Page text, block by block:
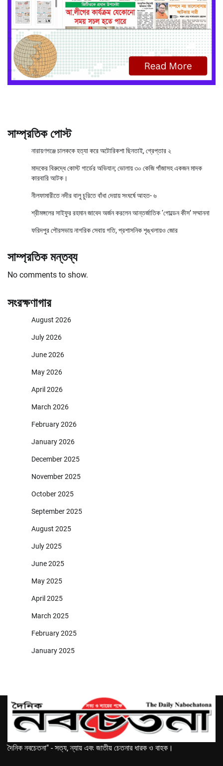
সাম্প্রতিক পোস্ট
নারায়ণগঞ্জে চালককে হত্যা করে অটোরিকশা ছিনতাই, গ্রেপ্তার ২
মাদকের বিরুদ্ধে কোস্ট গার্ডের অভিযান; ভোলায় ৩০ কেজি গাঁজাসহ একজন মাদক
কারবারি আটক।
নীলফামারীতে নদীর বালু চুরিতে বাঁধা দেয়ায় সংঘর্ষে আহত- ৬
শ্রীমঙ্গলের সাইফুর রহমান জাবেদ অর্জন করলেন আন্তর্জাতিক ‘গোল্ডেন কীস’ সম্মাননা
ফরিদপুর পৌরসভায় নাগরিক সেবায় গতি, প্রশাসনিক শৃঙ্খলায়ও জোর
সাম্প্রতিক মন্তব্য
No comments to show.
সংরক্ষণাগার
August 2026
July 2026
June 2026
May 2026
April 2026
March 2026
February 2026
January 2026
December 2025
November 2025
October 2025
September 2025
August 2025
July 2025
June 2025
May 2025
April 2025
March 2025
February 2025
January 2025
দৈনিক নবচেতনা" - সত্য, ন্যায় এবং জাতীয় চেতনার ধারক ও বাহক।